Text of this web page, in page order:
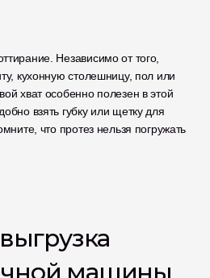
Независимо от того,
кухонную столешницу, пол или
хват особенно полезен в этой
взять губку или щетку для
что протез нельзя погружать
машины